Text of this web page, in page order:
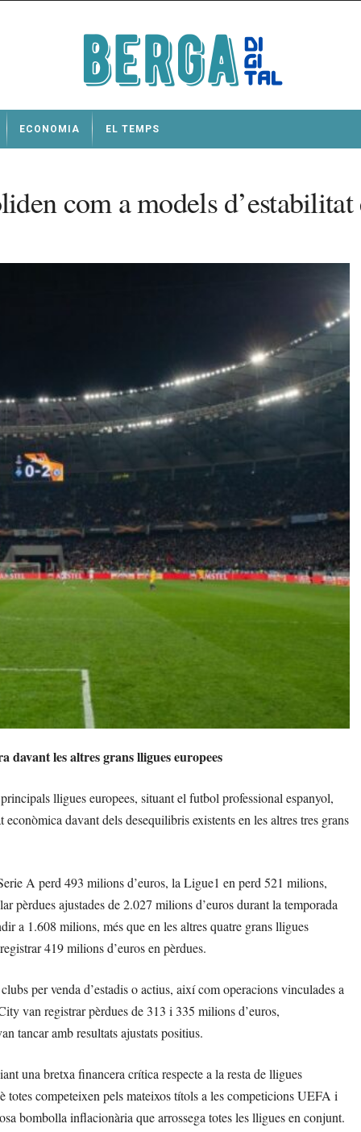
ECONOMIA EL TEMPS
com a models
les altres grans lligues europees
lligues europees, situant el futbol professional espanyol,
davant dels desequilibris existents en les altres tres grans
A perd 493 milions d’euros, la Ligue1 en perd 521 milions,
pèrdues ajustades de 2.027 milions d’euros durant la temporada
a 1.608 milions, més que en les altres quatre grans lligues
419 milions d’euros en pèrdues.
per venda d’estadis o actius, així com operacions vinculades a
van registrar pèrdues de 313 i 335 milions d’euros,
tancar amb resultats ajustats positius.
una bretxa financera crítica respecte a la resta de lligues
totes competeixen pels mateixos títols a les competicions UEFA i
bombolla inflacionària que arrossega totes les lligues en conjunt.